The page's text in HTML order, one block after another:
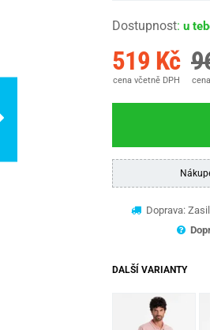
Dostupnost: u
519 Kč
cena včetně DPH
Doprava:
DALŠÍ VARIANTY